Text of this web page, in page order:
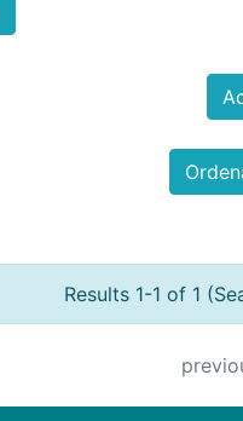
Results 1-1 of 1